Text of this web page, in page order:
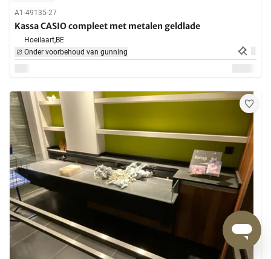
A1-49135-27
Kassa CASIO compleet met metalen geldlade
Hoeilaart,BE
Onder voorbehoud van gunning